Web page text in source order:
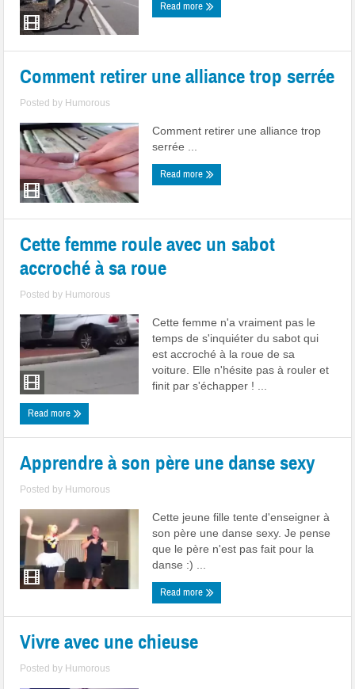
Read more
Comment retirer une alliance trop serrée
Posted by Humorous
Comment retirer une alliance trop
serrée ...
Read more
Cette femme roule avec un sabot
accroché à sa roue
Posted by Humorous
Cette femme n'a vraiment pas le
temps de s'inquiéter du sabot qui
est accroché à la roue de sa
voiture. Elle n'hésite pas à rouler et
finit par s'échapper ! ...
Read more
Apprendre à son père une danse sexy
Posted by Humorous
Cette jeune fille tente d'enseigner à
son père une danse sexy. Je pense
que le père n'est pas fait pour la
danse :) ...
Read more
Vivre avec une chieuse
Posted by Humorous